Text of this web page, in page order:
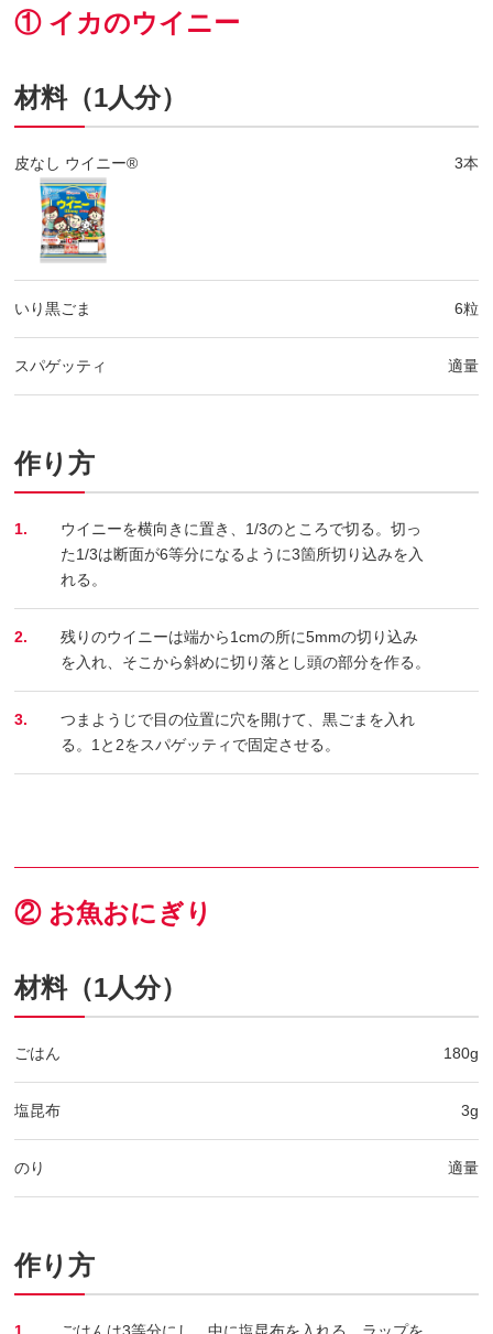
① イカのウイニー
材料（1人分）
皮なし ウイニー® 3本
いり黒ごま 6粒
スパゲッティ 適量
作り方
1.
ウイニーを横向きに置き、1/3のところで切る。切っ
た1/3は断面が6等分になるように3箇所切り込みを入
れる。
2.
残りのウイニーは端から1cmの所に5mmの切り込み
を入れ、そこから斜めに切り落とし頭の部分を作る。
3.
つまようじで目の位置に穴を開けて、黒ごまを入れ
る。1と2をスパゲッティで固定させる。
② お魚おにぎり
材料（1人分）
ごはん 180g
塩昆布 3g
のり 適量
作り方